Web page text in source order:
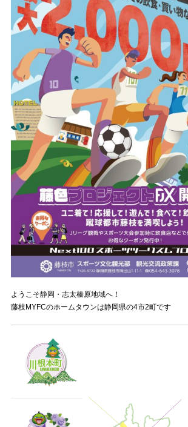
ようこそ静岡・志太榛原地域へ！
藤枝MYFCのホームタウンは静岡県の4市2町です